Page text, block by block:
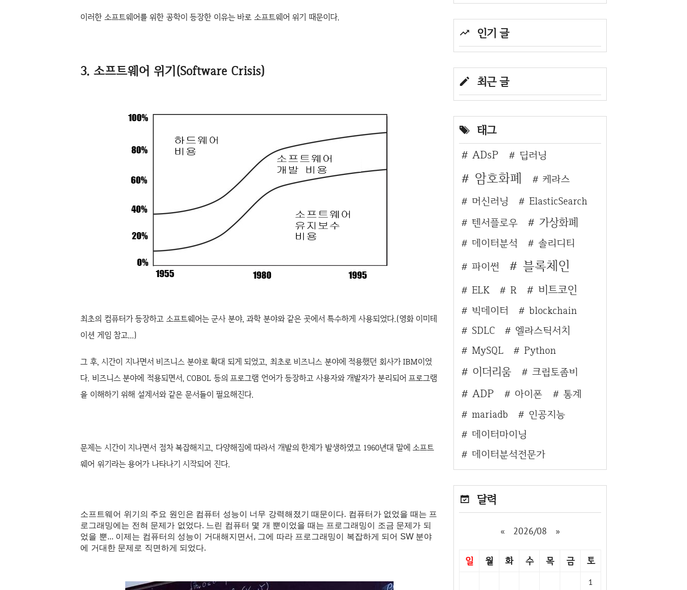
이러한 소프트웨어를 위한 공학이 등장한 이유는 바로 소프트웨어 위기 때문이다.
3. 소프트웨어 위기(Software Crisis)
최초의 컴퓨터가 등장하고 소프트웨어는 군사 분야, 과학 분야와 같은 곳에서 특수하게 사용되었다.(영화 이미테
이션 게임 참고...)
그 후, 시간이 지나면서 비즈니스 분야로 확대 되게 되었고, 최초로 비즈니스 분야에 적용했던 회사가 IBM이었
다. 비즈니스 분야에 적용되면서, COBOL 등의 프로그램 언어가 등장하고 사용자와 개발자가 분리되어 프로그램
을 이해하기 위해 설계서와 같은 문서들이 필요해진다.
문제는 시간이 지나면서 점차 복잡해지고, 다양해짐에 따라서 개발의 한계가 발생하였고 1960년대 말에 소프트
웨어 위기라는 용어가나타나기 시작되어 진다.
소프트웨어 위기의 주요 원인은 컴퓨터 성능이 너무 강력해졌기 때문이다. 컴퓨터가 없었을 때는 프
로그래밍에는 전혀 문제가 없었다. 느린 컴퓨터 몇 개 뿐이었을 때는 프로그래밍이 조금 문제가 되
었을 뿐... 이제는 컴퓨터의 성능이 거대해지면서, 그에 따라 프로그래밍이 복잡하게 되어 SW 분야
에 거대한 문제로 직면하게 되었다.
인기 글
최근 글
태그
ADsP
딥러닝
암호화폐
케라스
머신러닝
ElasticSearch
텐서플로우
가상화폐
데이터분석
솔리디티
파이썬
블록체인
ELK R 비트코인
빅데이터
blockchain
SDLC
엘라스틱서치
MySQL
Python
이더리움 크립토좀비
ADP 아이폰
통계
mariadb
인공지능
데이터마이닝
데이터분석전문가
달력
« 2026/08 »
일 월 화 수 목 금 토
1